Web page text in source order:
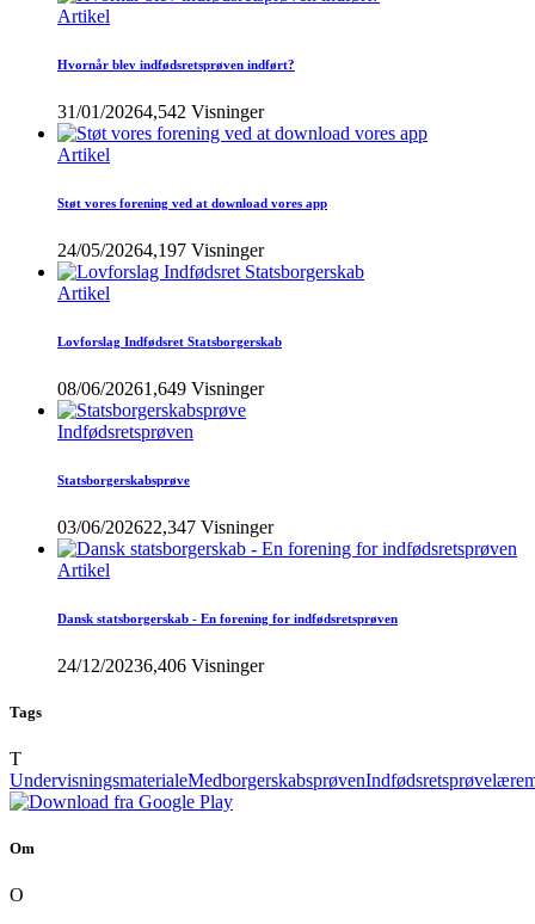
Artikel
Hvornår blev indfødsretsprøven indført?
31/01/20264,542 Visninger
Artikel
Støt vores forening ved at download vores app
24/05/20264,197 Visninger
Artikel
Lovforslag Indfødsret Statsborgerskab
08/06/20261,649 Visninger
Indfødsretsprøven
Statsborgerskabsprøve
03/06/202622,347 Visninger
Artikel
Dansk statsborgerskab - En forening for indfødsretsprøven
24/12/20236,406 Visninger
Tags
T
UndervisningsmaterialeMedborgerskabsprøvenIndfødsretsprøve
Om
O